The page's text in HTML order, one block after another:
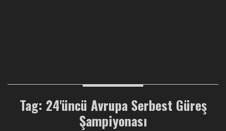
Tag: 24'üncü Avrupa Serbest Güreş
Şampiyonası